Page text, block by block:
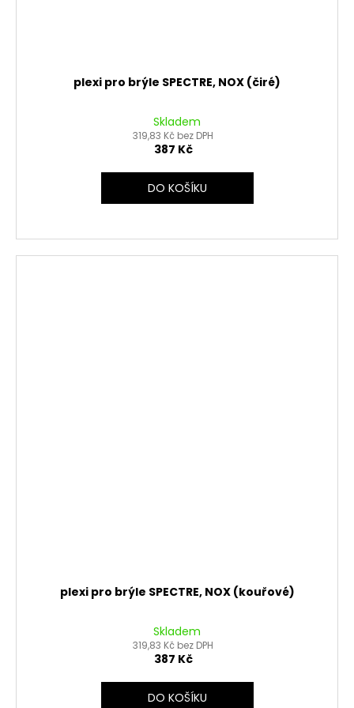
plexi pro brýle SPECTRE, NOX (čiré)
Skladem
319,83 Kč bez DPH
387 Kč
DO KOŠÍKU
plexi pro brýle SPECTRE, NOX (kouřové)
Skladem
319,83 Kč bez DPH
387 Kč
DO KOŠÍKU